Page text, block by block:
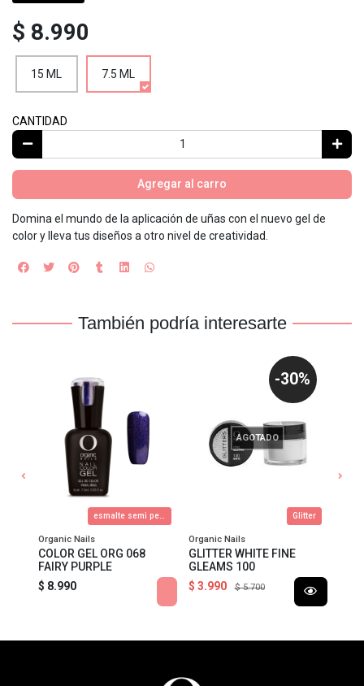
$ 8.990
15 ML 7.5 ML
CANTIDAD
Agregar al carro
Domina el mundo de la aplicación de uñas con el nuevo gel de
color y lleva tus diseños a otro nivel de creatividad.
También podría interesarte
esmalte semi permanente
Organic Nails
COLOR GEL ORG 068
FAIRY PURPLE
$ 8.990
-30%
AGOTADO
Glitter
Organic Nails
GLITTER WHITE FINE
GLEAMS 100
$ 3.990
$ 5.700